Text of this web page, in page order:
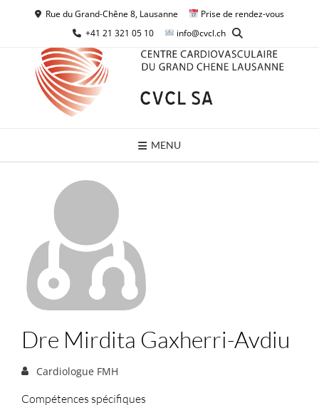
Rue du Grand-Chêne 8, Lausanne
Prise de rendez-vous
+41 21 321 05 10
info@cvcl.ch
MENU
Dre Mirdita Gaxherri-Avdiu
Cardiologue FMH
Compétences spécifiques